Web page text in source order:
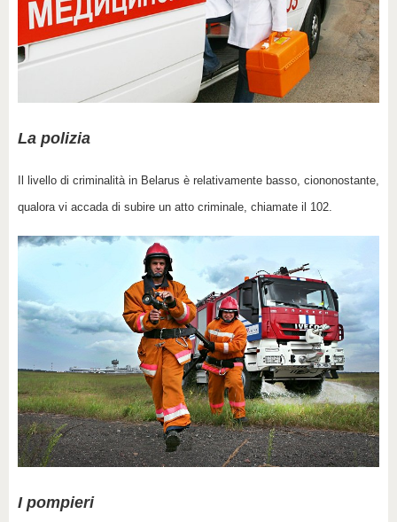
La polizia
Il livello di criminalità in Belarus è relativamente basso, ciononostante,
qualora vi accada di subire un atto criminale, chiamate il 102.
I pompieri